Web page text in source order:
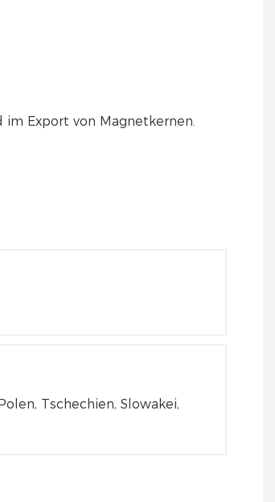
Export von Magnetkernen.
Tschechien, Slowakei,